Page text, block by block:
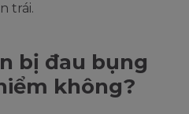
trái.
bị đau bụng
không?